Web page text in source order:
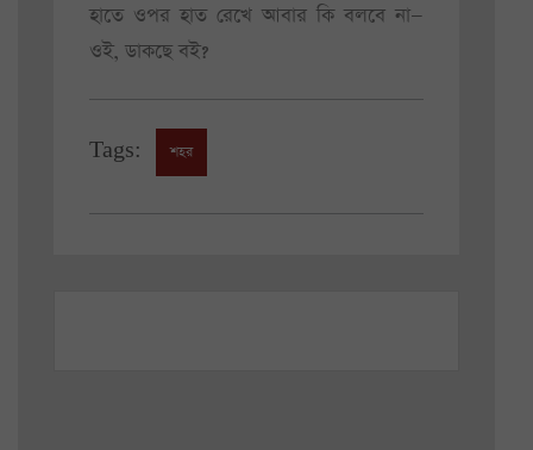
হাতে ওপর হাত রেখে আবার কি বলবে না—
ওই, ডাকছে বই?
Tags: শহর